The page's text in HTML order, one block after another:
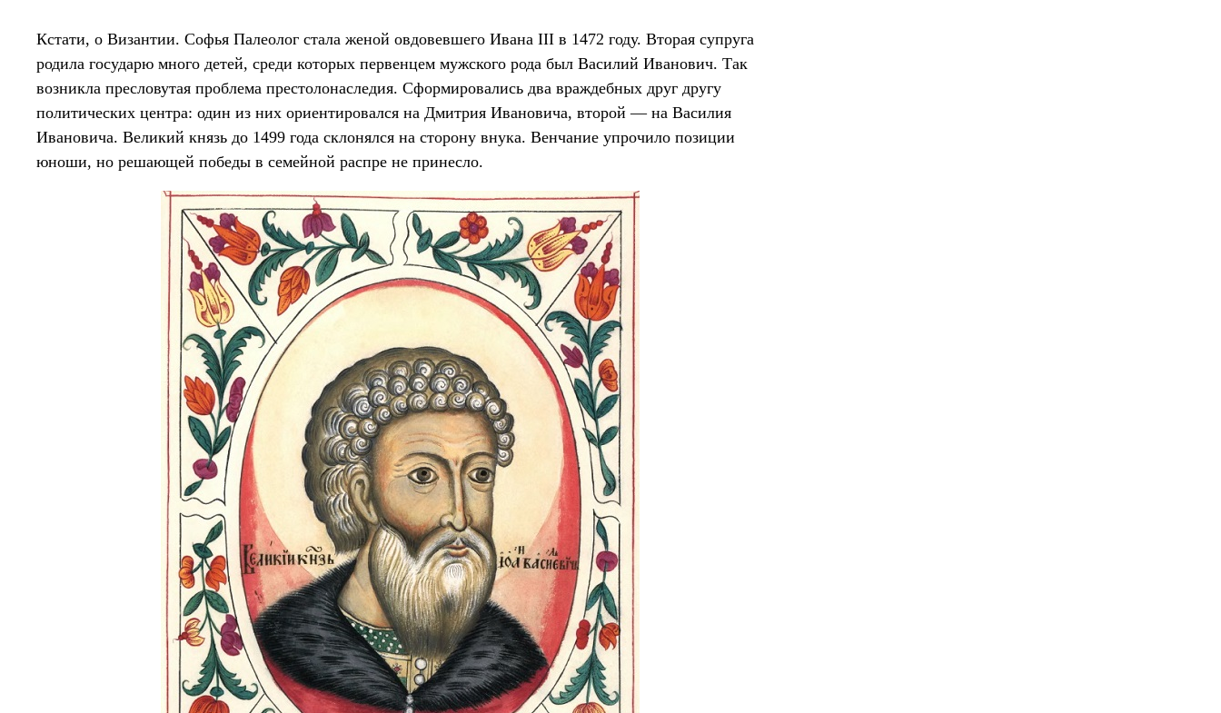
Кстати, о Византии. Софья Палеолог стала женой овдовевшего Ивана III в 1472 году. Вторая супруга
родила государю много детей, среди которых первенцем мужского рода был Василий Иванович. Так
возникла пресловутая проблема престолонаследия. Сформировались два враждебных друг другу
политических центра: один из них ориентировался на Дмитрия Ивановича, второй — на Василия
Ивановича. Великий князь до 1499 года склонялся на сторону внука. Венчание упрочило позиции
юноши, но решающей победы в семейной распре не принесло.